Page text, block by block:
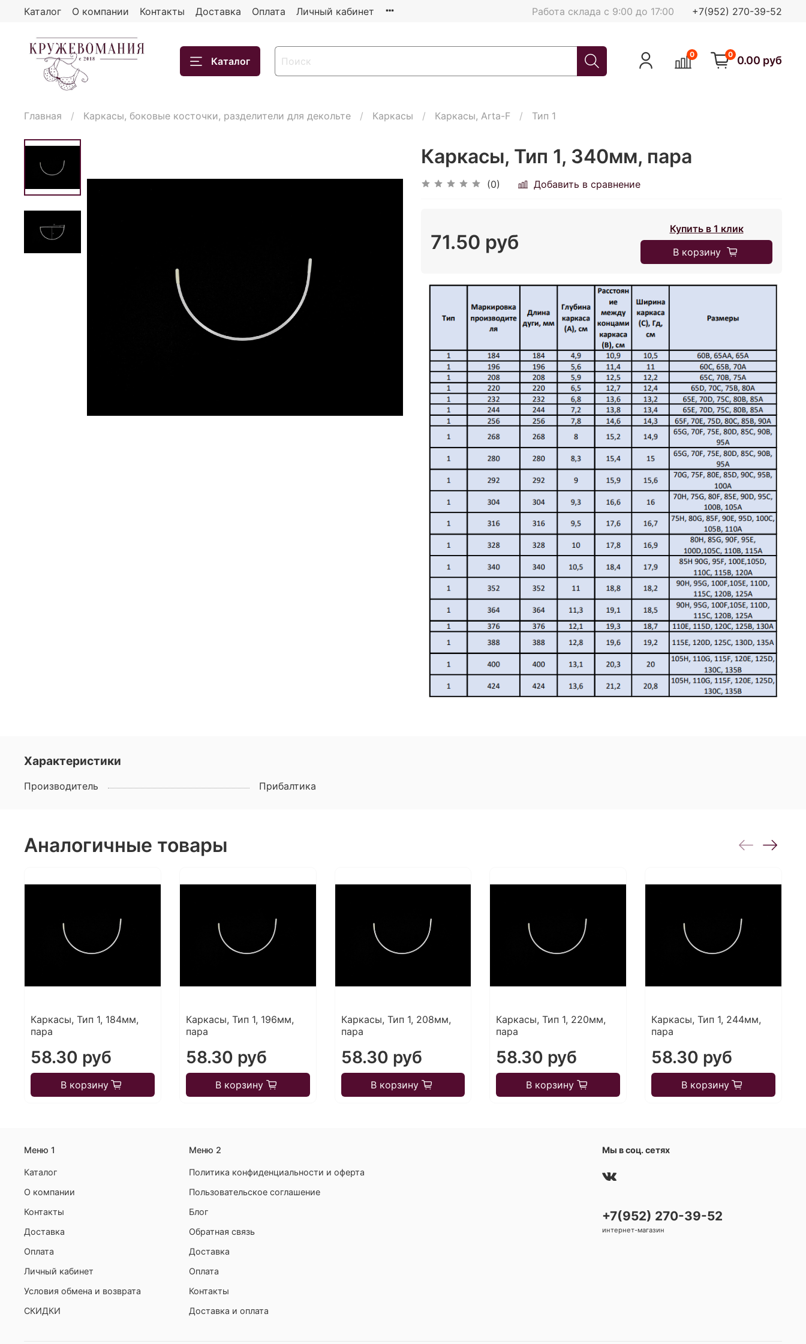
Каталог О компании Контакты Доставка Оплата Личный кабинет Работа склада с 9:00 до 17:00 +7(952) 270-39-52
Каталог
0 0 0.00 руб
Главная Каркасы, боковые косточки, разделители для декольте Каркасы Каркасы, Arta-F Тип 1
Каркасы, Тип 1, 340мм, пара
(0) Добавить в сравнение
71.50 руб
Купить в 1 клик
В корзину
Характеристики
Производитель Прибалтика
Аналогичные товары
Каркасы, Тип 1, 184мм,
пара
58.30 руб
В корзину
Каркасы, Тип 1, 196мм,
пара
58.30 руб
В корзину
Каркасы, Тип 1, 208мм,
пара
58.30 руб
В корзину
Каркасы, Тип 1, 220мм,
пара
58.30 руб
В корзину
Каркасы, Тип 1, 244мм,
пара
58.30 руб
В корзину
Меню 1
Каталог
О компании
Контакты
Доставка
Оплата
Личный кабинет
Условия обмена и возврата
СКИДКИ
Меню 2
Политика конфиденциальности и оферта
Пользовательское соглашение
Блог
Обратная связь
Доставка
Оплата
Контакты
Доставка и оплата
Мы в соц. сетях
+7(952) 270-39-52
интернет-магазин